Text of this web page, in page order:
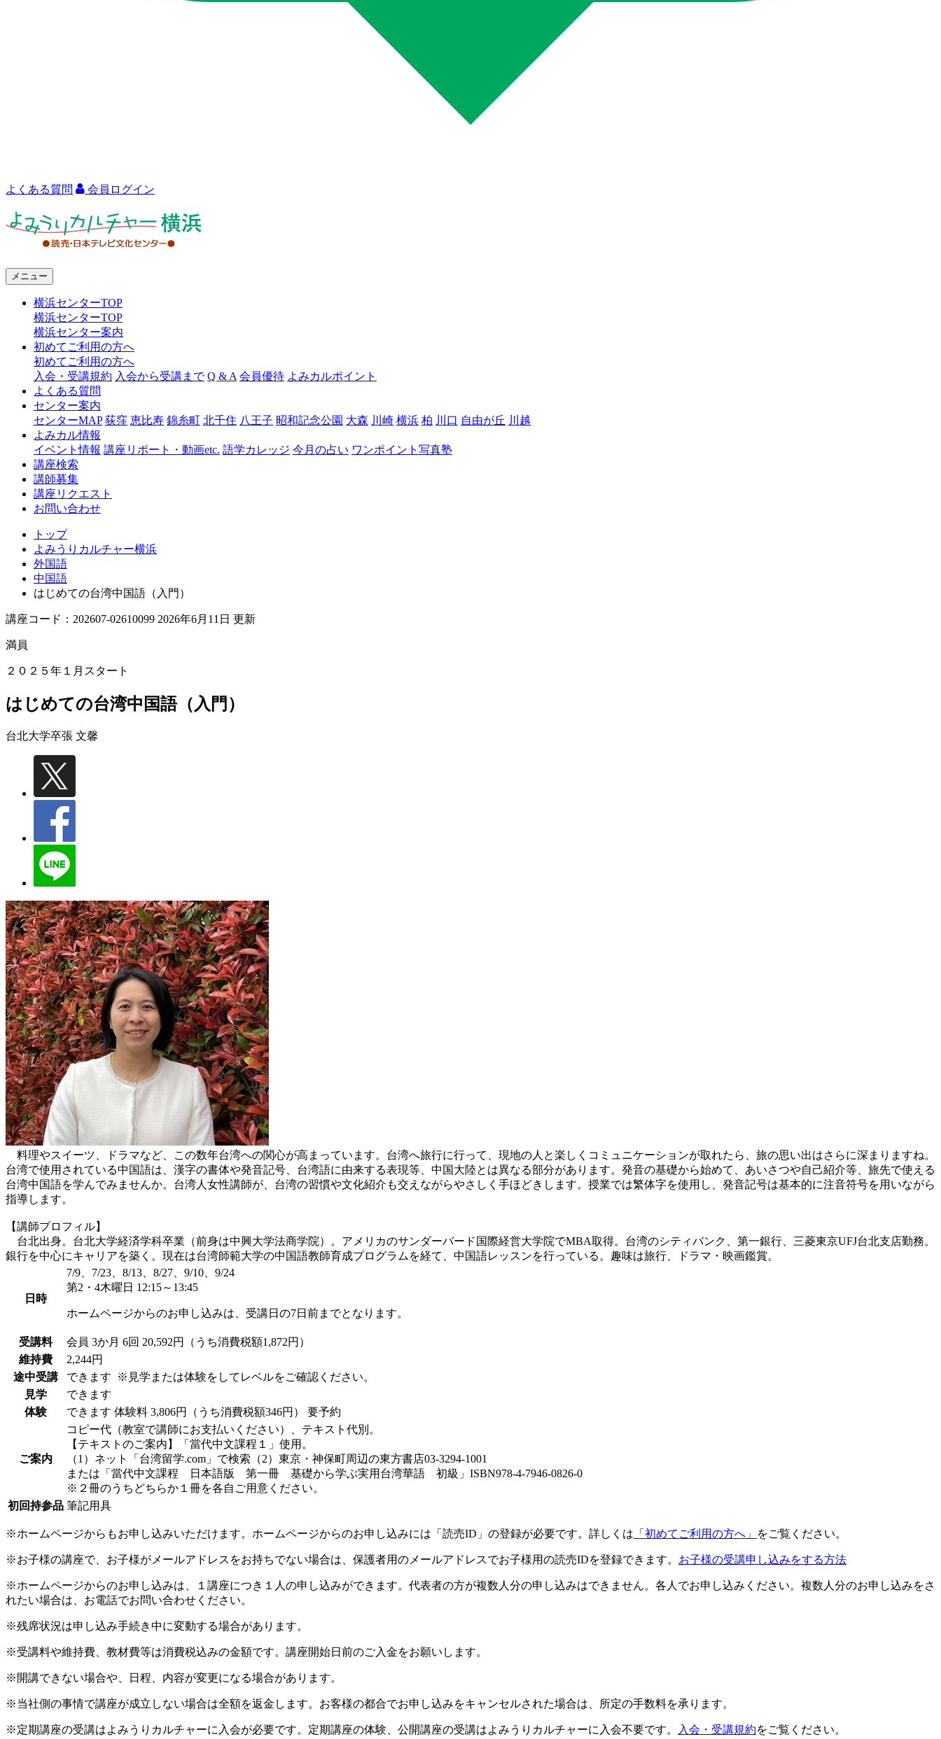
よくある質問 会員ログイン
ャ
横
浜
メニュー
横浜センターTOP
横浜センターTOP
横浜センター案内
初めてご利用の方へ
初めてご利用の方へ
入会・受講規約 入会から受講まで Q & A 会員優待 よみカルポイント
よくある質問
センター案内
センターMAP 荻窪 恵比寿 錦糸町 北千住 八王子 昭和記念公園 大森 川崎 横浜 柏 川口 自由が丘 川越
よみカル情報
イベント情報 講座リポート・動画etc. 語学カレッジ 今月の占い ワンポイント写真塾
講座検索
講師募集
講座リクエスト
お問い合わせ
トップ
よみうりカルチャー横浜
外国語
中国語
はじめての台湾中国語（入門）
講座コード：202607-02610099 2026年6月11日 更新
満員
２０２５年１月スタート
はじめての台湾中国語（入門）
台北大学卒張 文馨
料理やスイーツ、ドラマなど、この数年台湾への関心が高まっています。台湾へ旅行に行って、現地の人と楽しくコミュニケーションが取れたら、旅の思い出はさらに深まりますね。
台湾で使用されている中国語は、漢字の書体や発音記号、台湾語に由来する表現等、中国大陸とは異なる部分があります。発音の基礎から始めて、あいさつや自己紹介等、旅先で使える
台湾中国語を学んでみませんか。台湾人女性講師が、台湾の習慣や文化紹介も交えながらやさしく手ほどきします。授業では繁体字を使用し、発音記号は基本的に注音符号を用いながら
指導します。
【講師プロフィル】
台北出身。台北大学経済学科卒業（前身は中興大学法商学院）。アメリカのサンダーバード国際経営大学院でMBA取得。台湾のシティバンク、第一銀行、三菱東京UFJ台北支店勤務。
銀行を中心にキャリアを築く。現在は台湾師範大学の中国語教師育成プログラムを経て、中国語レッスンを行っている。趣味は旅行、ドラマ・映画鑑賞。
日時
7/9、7/23、8/13、8/27、9/10、9/24
第2・4木曜日 12:15～13:45
ホームページからのお申し込みは、受講日の7日前までとなります。
受講料 会員 3か月 6回 20,592円（うち消費税額1,872円）
維持費
2,244円
途中受講
できます
※見学または体験をしてレベルをご確認ください。
見学
できます
体験
できます 体験料 3,806円（うち消費税額346円） 要予約
ご案内
コピー代（教室で講師にお支払いください）、テキスト代別。
【テキストのご案内】「當代中文課程１」使用。
（1）ネット「台湾留学.com」で検索（2）東京・神保町周辺の東方書店03-3294-1001
または「當代中文課程 日本語版 第一冊 基礎から学ぶ実用台湾華語 初級」ISBN978-4-7946-0826-0
※２冊のうちどちらか１冊を各自ご用意ください。
初回持参品 筆記用具
※ホームページからもお申し込みいただけます。ホームページからのお申し込みには「読売ID」の登録が必要です。詳しくは 「初めてご利用の方へ」 をご覧ください。
※お子様の講座で、お子様がメールアドレスをお持ちでない場合は、保護者用のメールアドレスでお子様用の読売IDを登録できます。 お子様の受講申し込みをする方法
※ホームページからのお申し込みは、１講座につき１人の申し込みができます。代表者の方が複数人分の申し込みはできません。各人でお申し込みください。複数人分のお申し込みをさ
れたい場合は、お電話でお問い合わせください。
※残席状況は申し込み手続き中に変動する場合があります。
※受講料や維持費、教材費等は消費税込みの金額です。講座開始日前のご入金をお願いします。
※開講できない場合や、日程、内容が変更になる場合があります。
※当社側の事情で講座が成立しない場合は全額を返金します。お客様の都合でお申し込みをキャンセルされた場合は、所定の手数料を承ります。
※定期講座の受講はよみうりカルチャーに入会が必要です。定期講座の体験、公開講座の受講はよみうりカルチャーに入会不要です。 入会・受講規約をご覧ください。